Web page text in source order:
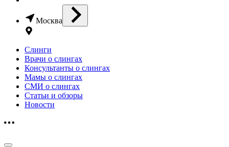
Москва
Слинги
Врачи о слингах
Консультанты о слингах
Мамы о слингах
СМИ о слингах
Статьи и обзоры
Новости